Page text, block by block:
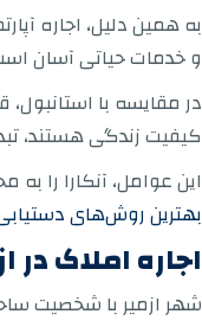
به همین دلیل، اجاره
و خدمات حیاتی آسان
در مقایسه با
کیفیت زندگی هستند،
این عوامل، آنکارا را
بهترین روش‌های دستیابی
اجاره املاک در
شهر ازمیر با شخصیت